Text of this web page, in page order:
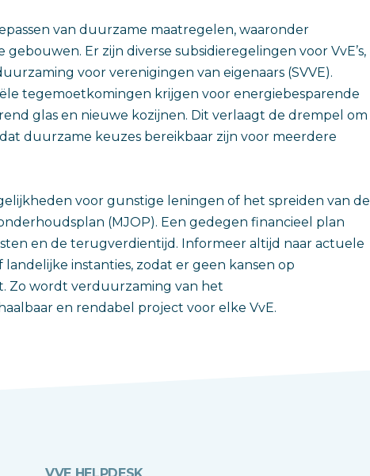
van duurzame maatregelen, waaronder
Er zijn diverse subsidieregelingen voor VvE’s,
voor verenigingen van eigenaars (SVVE).
tegemoetkomingen krijgen voor energiebesparende
glas en nieuwe kozijnen. Dit verlaagt de drempel om
duurzame keuzes bereikbaar zijn voor meerdere
voor gunstige leningen of het spreiden van de
(MJOP). Een gedegen financieel plan
en de terugverdientijd. Informeer altijd naar actuele
instanties, zodat er geen kansen op
Zo wordt verduurzaming van het
en rendabel project voor elke VvE.